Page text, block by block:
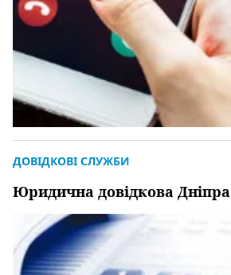
Юридична довідкова Дніпра
ДОВІДКОВІ СЛУЖБИ